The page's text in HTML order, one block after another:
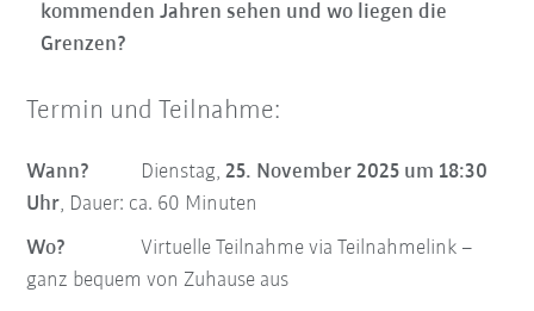
kommenden Jahren sehen und wo liegen die
Grenzen?
Termin und Teilnahme:
Wann? Dienstag,25. November 2025 um 18:30
Uhr, Dauer: ca. 60 Minuten
Wo?
Virtuelle Teilnahme via Teilnahmelink –
ganz bequem von Zuhause aus